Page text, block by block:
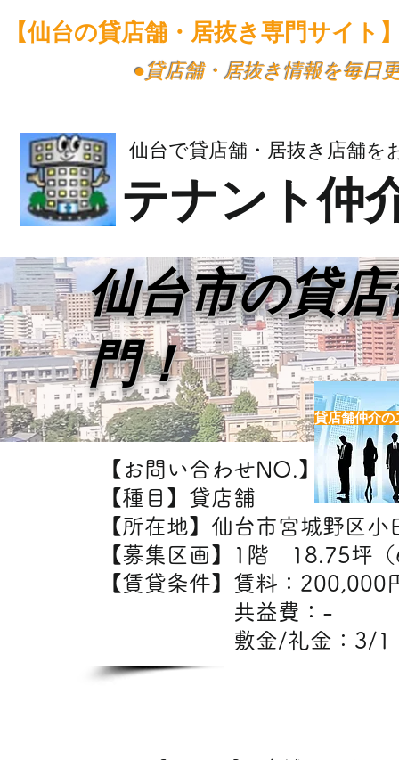
【仙台の貸店舗・居抜き専門サイト
​●貸店舗・居抜き情報を毎日
仙台で貸店舗・居抜き店舗を
テナント仲
【お問い合わせNO.】H7415
【種目】貸店舗
【所在地】仙台市宮城野区小
【募集区画】1階 18.75坪
【賃貸条件】賃料：
共益費：-
敷金/礼金：3/1
仙台市の貸
門！
貸店舗仲介の